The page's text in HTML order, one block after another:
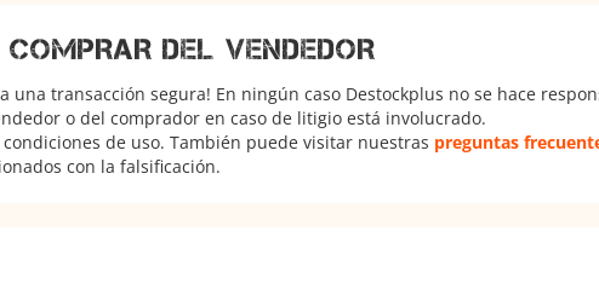
DEL VENDEDOR
una transacción segura! En ningún caso Destockplus no se hace
o del comprador en caso de litigio está involucrado.
de uso. También puede visitar nuestras preguntas
con la falsificación.